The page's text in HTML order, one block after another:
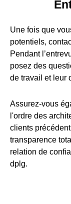
Une fois que
potentiels,
Pendant
posez des
de travail et leur
Assurez-vous
l'ordre des
clients
transparence
relation de
dplg.